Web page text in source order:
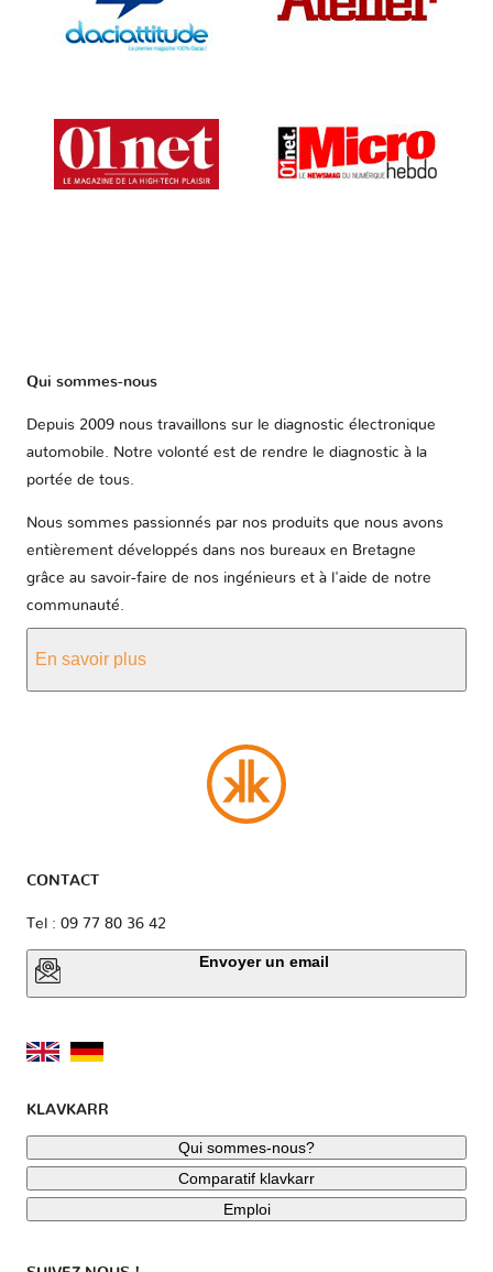
Qui sommes-nous
Depuis 2009 nous travaillons sur le diagnostic électronique
automobile. Notre volonté est de rendre le diagnostic à la
portée de tous.
Nous sommes passionnés par nos produits que nous avons
entièrement développés dans nos bureaux en Bretagne
grâce au savoir-faire de nos ingénieurs et à l'aide de notre
communauté.
En savoir plus
CONTACT
Tel : 09 77 80 36 42
Envoyer un email
KLAVKARR
Qui sommes-nous?
Comparatif klavkarr
Emploi